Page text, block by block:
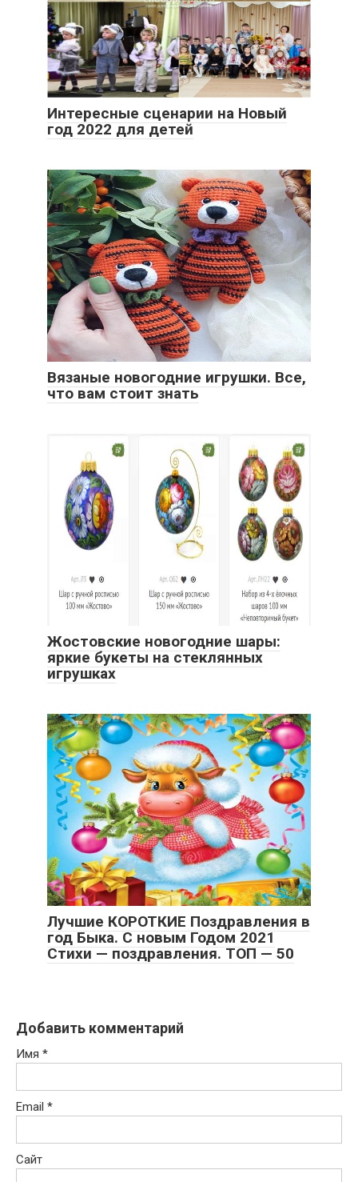
Интересные сценарии на Новый
год 2022 для детей
Вязаные новогодние игрушки. Все,
что вам стоит знать
Жостовские новогодние шары:
яркие букеты на стеклянных
игрушках
Лучшие КОРОТКИЕ Поздравления в
год Быка. С новым Годом 2021
Стихи — поздравления. ТОП — 50
Добавить комментарий
Имя *
Email *
Сайт